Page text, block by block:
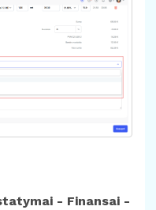
- Finansai -